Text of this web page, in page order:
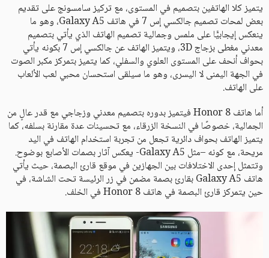
يتميز كلا الهاتفين بتصميم في المستوى، مع تركيز سامسونج على تقديم
بعض لمحات تصميم جالكسي إس 7 في هاتف Galaxy A5، وهو ما
ينعكس إيجابيًّا على ملمس وجمالية تصميم الهاتف الذي يأتي بتصميم
معدني مغطى بزجاج 3D، ويتميز الهاتف عن جالكسي إس 7 بكونه يأتي
بحواف أنحف على المستوى العلوي والسفلي، كما يتميز بتمركز مكبر الصوت
في الجهة اليمنى لا اليسرى، وهو ما سيلقى استحسان محبي لعب الألعاب
على الهاتف.
أما هاتف Honor 8 فيتميز بدوره بتصميم معدني وزجاجي مع قدر عالٍ من
الجمالية، خصوصًا في النسخة الزرقاء، مع تحسينات عدة مقارنة بسلفه، كما
يتميز الهاتف بحواف دائرية تجعل من تجربة استخدام الهاتف في اليد
مريحة، مع كونه –مثل Galaxy A5- يعكس آثار بصمات الأصابع بوضوح.
وتتمثل إحدى الاختلافات بين الجهازين في موقع قارئ البصمة، حيث يأتي
هاتف Galaxy A5 بقارئ بصمة مضمن في زر الرئيسة تحت الشاشة، في
حين يتمركز قارئ البصمة في هاتف Honor 8 في الخلف.